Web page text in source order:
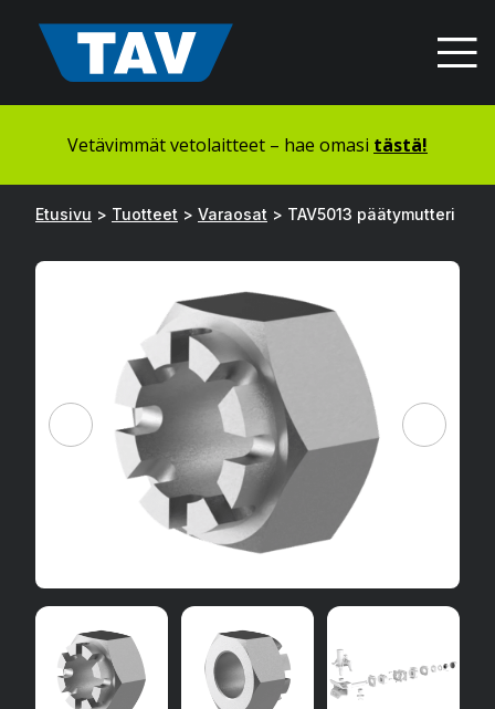
sisältöön
Vetävimmät vetolaitteet – hae omasi tästä!
Etusivu > Tuotteet > Varaosat > TAV5013 päätymutteri